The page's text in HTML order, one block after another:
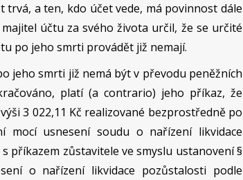
a ten, kdo účet vede, má povinnost dále
účtu za svého života určil, že se určité
po jeho smrti provádět již nemají.
jeho smrti již nemá být v převodu peněžních
platí (a contrario) jeho příkaz, že
3 022,11 Kč realizované bezprostředně po
usnesení soudu o nařízení likvidace
příkazem zůstavitele ve smyslu ustanovení §
o nařízení likvidace pozůstalosti podle